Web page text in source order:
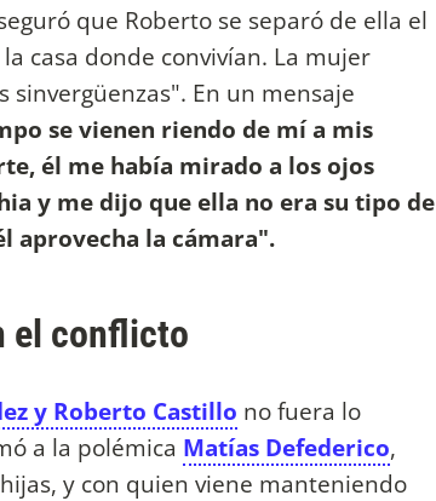
que Roberto se separó de ella el
casa donde convivían. La mujer
sinvergüenzas". En un mensaje
se vienen riendo de mí a mis
él me había mirado a los ojos
y me dijo que ella no era su tipo de
aprovecha la cámara".
el conflicto
y Roberto Castillo no fuera lo
a la polémica Matías Defederico,
y con quien viene manteniendo